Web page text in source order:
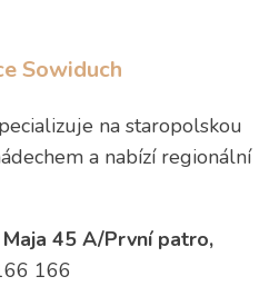
Sowiduch
na staropolskou
a nabízí regionální
45 A/První patro,
166